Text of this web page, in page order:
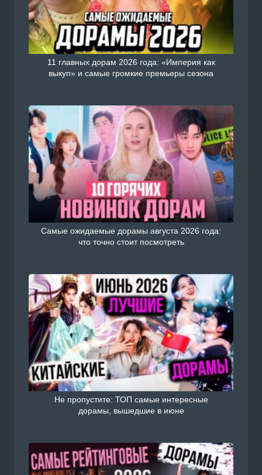
11 главных дорам 2026 года: «Империя как
выкуп» и самые громкие премьеры сезона
Самые ожидаемые дорамы августа 2026 года:
что точно стоит посмотреть
Не пропустите: ТОП самые интересные
дорамы, вышедшие в июне